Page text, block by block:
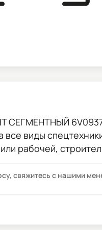
СЕГМЕНТНЫЙ
все виды
рабочей,
свяжитесь с нашими